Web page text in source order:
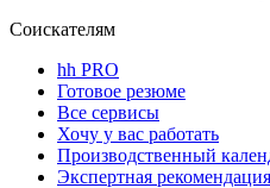
Соискателям
hh PRO
Готовое резюме
Все сервисы
Хочу у вас работать
Производственный
Экспертная рекомендация